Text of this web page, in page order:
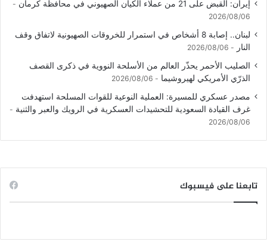
إيران: القبض على 21 من عملاء الكيان الصهيوني في محافظة كرمان
2026/08/06
لبنان.. إصابة 8 أشخاص في استمرار للخروقات الصهيونية لاتفاق وقف
النار
2026/08/06
الصليب الأحمر يحذّر العالم من الأسلحة النووية في ذكرى القصف
الذرّي الأمريكي لهيروشيما
2026/08/06
مصدر عسكري للمسيرة: العملية النوعية للقوات المسلحة استهدفت
غرف القيادة السعودية للتحشيدات العسكرية في الرويك والعبر والثنية
2026/08/06
تابعنا على فيسبوك